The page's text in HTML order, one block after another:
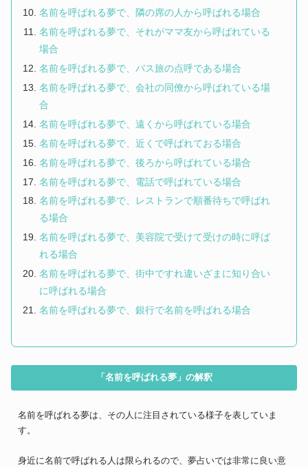
名前を呼ばれる夢で、隣の席の人から呼ばれる場合
名前を呼ばれる夢で、それがママ友から呼ばれている
場合
名前を呼ばれる夢で、バス旅の点呼である場合
名前を呼ばれる夢で、会社の同僚から呼ばれている場
合
名前を呼ばれる夢で、遠くから呼ばれている場合
名前を呼ばれる夢で、近くで呼ばれておる場合
名前を呼ばれる夢で、後ろから呼ばれている場合
名前を呼ばれる夢で、電話で呼ばれている場合
名前を呼ばれる夢で、レストランで順番待ちで呼ばれ
る場合
名前を呼ばれる夢で、美容院で受けて受けの時に呼ば
れる場合
名前を呼ばれる夢で、街中ですれ違いざまに知り合い
に呼ばれる場合
名前を呼ばれる夢で、銀行で名前を呼ばれる場合
「名前を呼ばれる夢」の解釈
名前を呼ばれる夢は、その人に注目されている様子を表していま
す。
身近に名前で呼ばれる人は限られるので、夢占いでは非常に良い意